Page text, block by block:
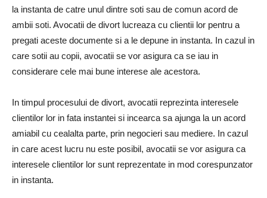
la instanta de catre unul dintre soti sau de comun acord de
ambii soti. Avocatii de divort lucreaza cu clientii lor pentru a
pregati aceste documente si a le depune in instanta. In cazul in
care sotii au copii, avocatii se vor asigura ca se iau in
considerare cele mai bune interese ale acestora.
In timpul procesului de divort, avocatii reprezinta interesele
clientilor lor in fata instantei si incearca sa ajunga la un acord
amiabil cu cealalta parte, prin negocieri sau mediere. In cazul
in care acest lucru nu este posibil, avocatii se vor asigura ca
interesele clientilor lor sunt reprezentate in mod corespunzator
in instanta.